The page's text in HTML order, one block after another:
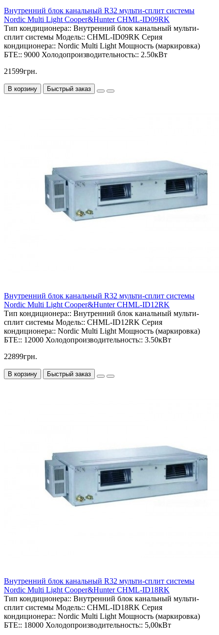
Внутренний блок канальный R32 мульти-сплит системы
Nordic Multi Light Cooper&Hunter CHML-ID09RK
Тип кондиционера:: Внутренний блок канальный мульти-
сплит системы Модель:: CHML-ID09RK Серия
кондиционера:: Nordic Multi Light Мощность (маркировка)
БТЕ:: 9000 Холодопроизводительность:: 2.50кВт
21599грн.
В корзину Быстрый заказ
Внутренний блок канальный R32 мульти-сплит системы
Nordic Multi Light Cooper&Hunter CHML-ID12RK
Тип кондиционера:: Внутренний блок канальный мульти-
сплит системы Модель:: CHML-ID12RK Серия
кондиционера:: Nordic Multi Light Мощность (маркировка)
БТЕ:: 12000 Холодопроизводительность:: 3.50кВт
22899грн.
В корзину Быстрый заказ
Внутренний блок канальный R32 мульти-сплит системы
Nordic Multi Light Cooper&Hunter CHML-ID18RK
Тип кондиционера:: Внутренний блок канальный мульти-
сплит системы Модель:: CHML-ID18RK Серия
кондиционера:: Nordic Multi Light Мощность (маркировка)
БТЕ:: 18000 Холодопроизводительность:: 5,00кВт